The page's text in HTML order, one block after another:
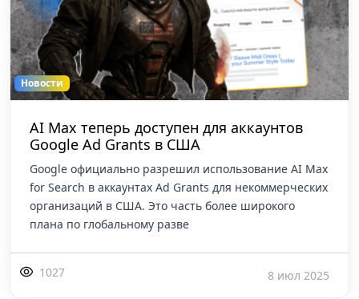
Новости
AI Max теперь доступен для аккаунтов
Google Ad Grants в США
Google официально разрешил использование AI Max
for Search в аккаунтах Ad Grants для некоммерческих
организаций в США. Это часть более широкого
плана по глобальному разве
1027 8 июл 2025